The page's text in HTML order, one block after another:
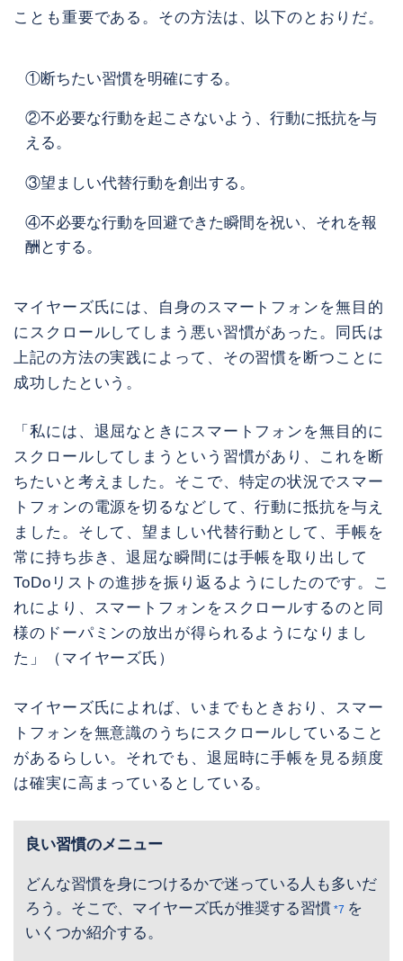
ことも重要である。その方法は、以下のとおりだ。
①断ちたい習慣を明確にする。
②不必要な行動を起こさないよう、行動に抵抗を与
える。
③望ましい代替行動を創出する。
④不必要な行動を回避できた瞬間を祝い、それを報
酬とする。
マイヤーズ氏には、自身のスマートフォンを無目的
にスクロールしてしまう悪い習慣があった。同氏は
上記の方法の実践によって、その習慣を断つことに
成功したという。
「私には、退屈なときにスマートフォンを無目的に
スクロールしてしまうという習慣があり、これを断
ちたいと考えました。そこで、特定の状況でスマー
トフォンの電源を切るなどして、行動に抵抗を与え
ました。そして、望ましい代替行動として、手帳を
常に持ち歩き、退屈な瞬間には手帳を取り出して
ToDoリストの進捗を振り返るようにしたのです。こ
れにより、スマートフォンをスクロールするのと同
様のドーパミンの放出が得られるようになりまし
た」（マイヤーズ氏）
マイヤーズ氏によれば、いまでもときおり、スマー
トフォンを無意識のうちにスクロールしていること
があるらしい。それでも、退屈時に手帳を見る頻度
は確実に高まっているとしている。
良い習慣のメニュー
どんな習慣を身につけるかで迷っている人も多いだ
ろう。そこで、マイヤーズ氏が推奨する習慣 *7 を
いくつか紹介する。